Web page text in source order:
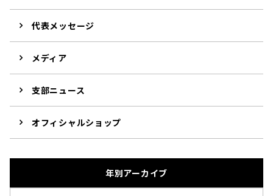
代表メッセージ
メディア
支部ニュース
オフィシャルショップ
年別アーカイブ